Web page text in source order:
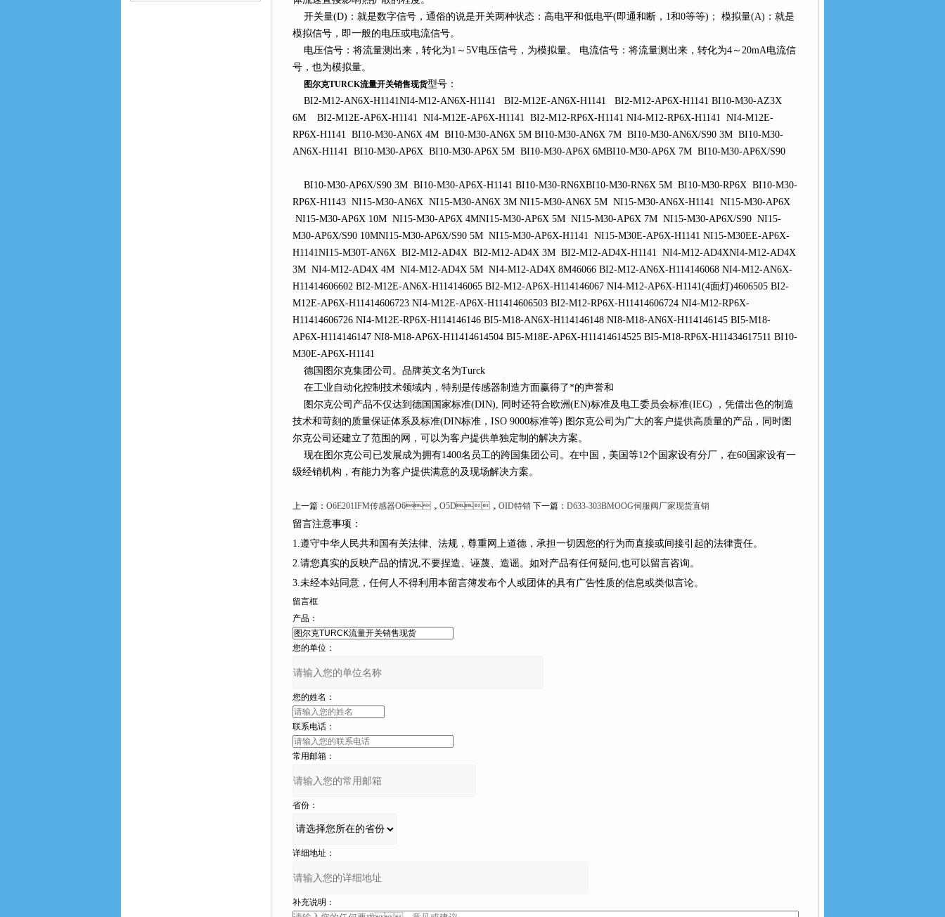
开关量(D)：就是数字信号，通俗的说是开关两种状态：高电平和低电平(即通和断，1和0等等)； 模拟量(A)：就是
模拟信号，即一般的电压或电流信号。
电压信号：将流量测出来，转化为1～5V电压信号，为模拟量。 电流信号：将流量测出来，转化为4～20mA电流信
号，也为模拟量。
图尔克TURCK流量开关销售现货型号：
BI2-M12-AN6X-H1141NI4-M12-AN6X-H1141 BI2-M12E-AN6X-H1141 BI2-M12-AP6X-H1141 BI10-M30-AZ3X
6M BI2-M12E-AP6X-H1141 NI4-M12E-AP6X-H1141 BI2-M12-RP6X-H1141 NI4-M12-RP6X-H1141 NI4-M12E-
RP6X-H1141 BI10-M30-AN6X 4M BI10-M30-AN6X 5M BI10-M30-AN6X 7M BI10-M30-AN6X/S90 3M BI10-M30-
AN6X-H1141 BI10-M30-AP6X BI10-M30-AP6X 5M BI10-M30-AP6X 6MBI10-M30-AP6X 7M BI10-M30-AP6X/S90
BI10-M30-AP6X/S90 3M BI10-M30-AP6X-H1141 BI10-M30-RN6XBI10-M30-RN6X 5M BI10-M30-RP6X BI10-M30-
RP6X-H1143 NI15-M30-AN6X NI15-M30-AN6X 3M NI15-M30-AN6X 5M NI15-M30-AN6X-H1141 NI15-M30-AP6X
NI15-M30-AP6X 10M NI15-M30-AP6X 4MNI15-M30-AP6X 5M NI15-M30-AP6X 7M NI15-M30-AP6X/S90 NI15-
M30-AP6X/S90 10MNI15-M30-AP6X/S90 5M NI15-M30-AP6X-H1141 NI15-M30E-AP6X-H1141 NI15-M30EE-AP6X-
H1141NI15-M30T-AN6X BI2-M12-AD4X BI2-M12-AD4X 3M BI2-M12-AD4X-H1141 NI4-M12-AD4XNI4-M12-AD4X
3M NI4-M12-AD4X 4M NI4-M12-AD4X 5M NI4-M12-AD4X 8M46066 BI2-M12-AN6X-H114146068 NI4-M12-AN6X-
H11414606602 BI2-M12E-AN6X-H114146065 BI2-M12-AP6X-H114146067 NI4-M12-AP6X-H1141(4面灯)4606505 BI2-
M12E-AP6X-H11414606723 NI4-M12E-AP6X-H11414606503 BI2-M12-RP6X-H11414606724 NI4-M12-RP6X-
H11414606726 NI4-M12E-RP6X-H114146146 BI5-M18-AN6X-H114146148 NI8-M18-AN6X-H114146145 BI5-M18-
AP6X-H114146147 NI8-M18-AP6X-H11414614504 BI5-M18E-AP6X-H11414614525 BI5-M18-RP6X-H11434617511 BI10-
M30E-AP6X-H1141
德国图尔克集团公司。品牌英文名为Turck
在工业自动化控制技术领域内，特别是传感器制造方面赢得了*的声誉和
图尔克公司产品不仅达到德国国家标准(DIN), 同时还符合欧洲(EN)标准及电工委员会标准(IEC) ，凭借出色的制造
技术和苛刻的质量保证体系及标准(DIN标准，ISO 9000标准等) 图尔克公司为广大的客户提供高质量的产品，同时图
尔克公司还建立了范围的网，可以为客户提供单独定制的解决方案。
现在图尔克公司已发展成为拥有1400名员工的跨国集团公司。在中国，美国等12个国家设有分厂，在60国家设有一
级经销机构，有能力为客户提供满意的及现场解决方案。
上一篇： O6E201IFM传感器O6，O5D，OID特销 下一篇： D633-303BMOOG伺服阀厂家现货直销
留言注意事项：
1.遵守中华人民共和国有关法律、法规，尊重网上道德，承担一切因您的行为而直接或间接引起的法律责任。
2.请您真实的反映产品的情况,不要捏造、诬蔑、造谣。如对产品有任何疑问,也可以留言咨询。
3.未经本站同意，任何人不得利用本留言簿发布个人或团体的具有广告性质的信息或类似言论。
留言框
产品：
您的单位：
您的姓名：
联系电话：
常用邮箱：
省份：
详细地址：
补充说明：